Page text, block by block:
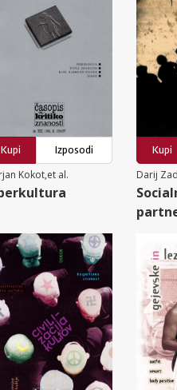
Kupi
Izposodi
Kokot,et al.
Kupi
Darij